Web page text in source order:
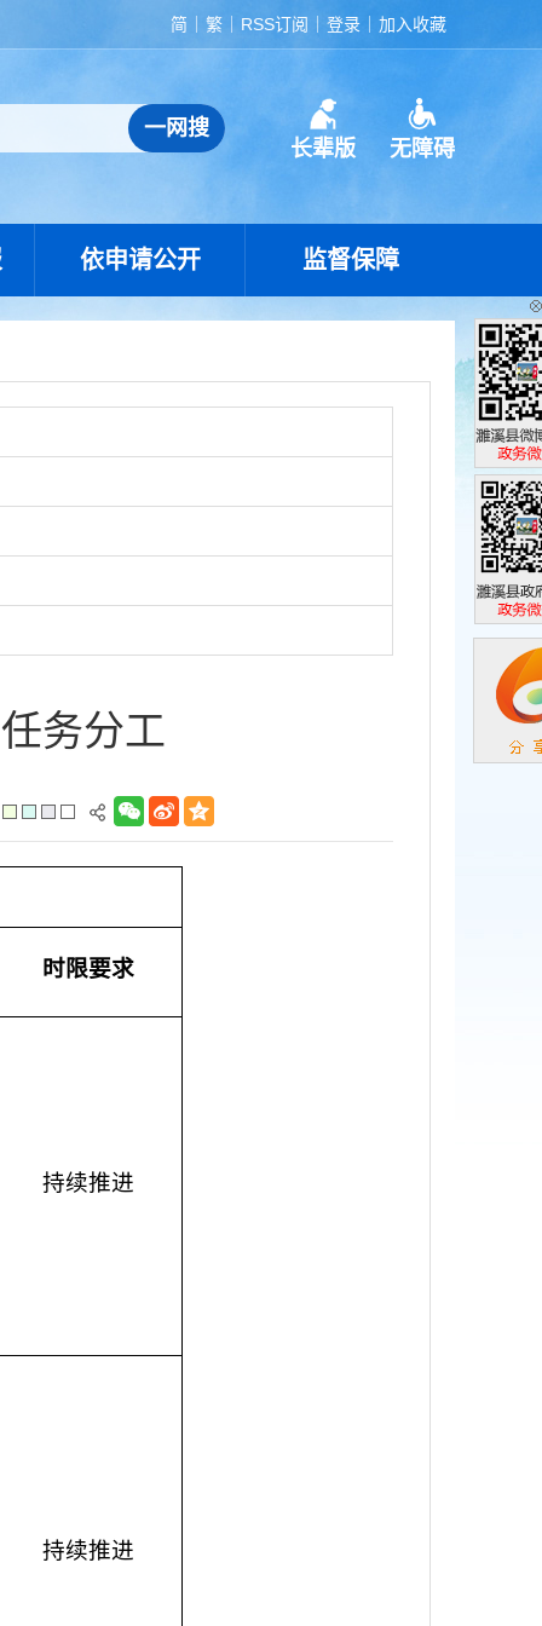
简 繁 RSS订阅 登录 加入收藏
长辈版 无障碍
依申请公开 监督保障
务分工
时限要求
持续推进
持续推进
濉溪县政
政务微博
濉溪县政
政务微信